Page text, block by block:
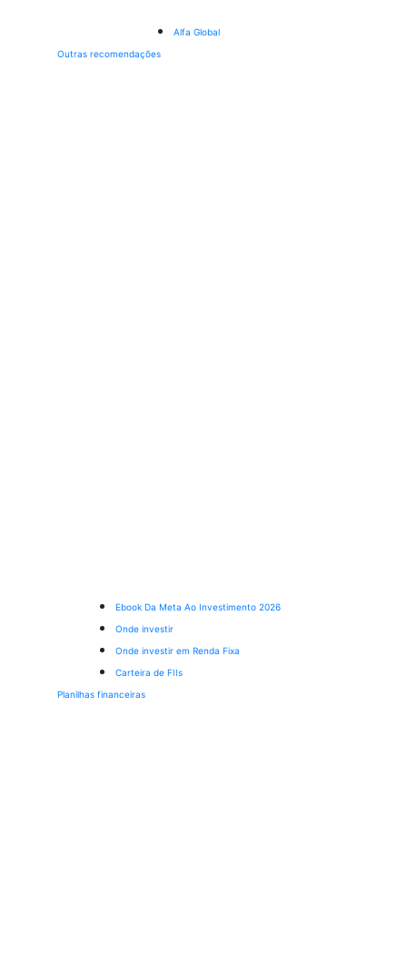
Alfa Global
Outras recomendações
Ebook Da Meta Ao Investimento 2026
Onde investir
Onde investir em Renda Fixa
Carteira de FIIs
Planilhas financeiras